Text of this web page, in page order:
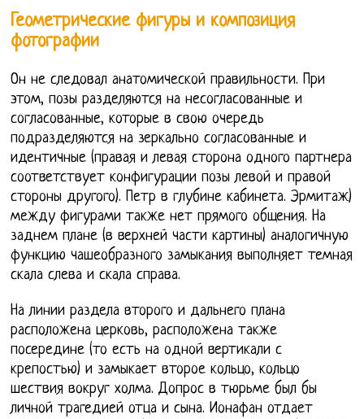
Геометрические фигуры и композиция
фотографии
Он не следовал анатомической правильности. При
этом, позы разделяются на несогласованные и
согласованные, которые в свою очередь
подразделяются на зеркально согласованные и
идентичные (правая и левая сторона одного партнера
соответствует конфигурации позы левой и правой
стороны другого). Петр в глубине кабинета. Эрмитаж)
между фигурами также нет прямого общения. На
заднем плане (в верхней части картины) аналогичную
функцию чашеобразного замыкания выполняет темная
скала слева и скала справа.
На линии раздела второго и дальнего плана
расположена церковь, расположена также
посередине (то есть на одной вертикали с
крепостью) и замыкает второе кольцо, кольцо
шествия вокруг холма. Допрос в тюрьме был бы
личной трагедией отца и сына. Ионафан отдает